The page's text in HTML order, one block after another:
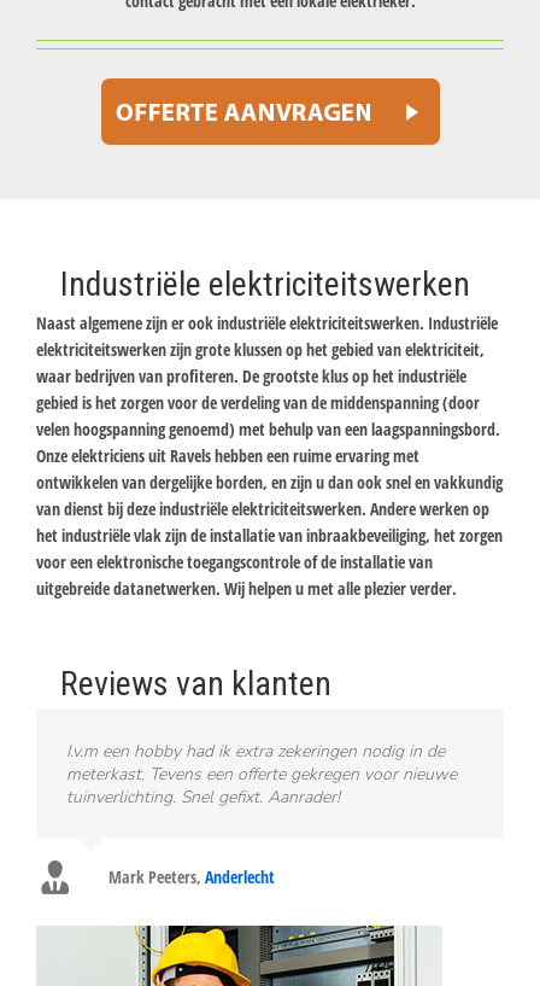
Industriële elektriciteitswerken
Naast algemene zijn er ook industriële elektriciteitswerken. Industriële
elektriciteitswerken zijn grote klussen op het gebied van elektriciteit,
waar bedrijven van profiteren. De grootste klus op het industriële
gebied is het zorgen voor de verdeling van de middenspanning (door
velen hoogspanning genoemd) met behulp van een laagspanningsbord.
Onze elektriciens uit Ravels hebben een ruime ervaring met
ontwikkelen van dergelijke borden, en zijn u dan ook snel en vakkundig
van dienst bij deze industriële elektriciteitswerken. Andere werken op
het industriële vlak zijn de installatie van inbraakbeveiliging, het zorgen
voor een elektronische toegangscontrole of de installatie van
uitgebreide datanetwerken. Wij helpen u met alle plezier verder.
Reviews van klanten
I.v.m een hobby had ik extra zekeringen nodig in de
meterkast. Tevens een offerte gekregen voor nieuwe
tuinverlichting. Snel gefixt. Aanrader!
Mark Peeters, Anderlecht